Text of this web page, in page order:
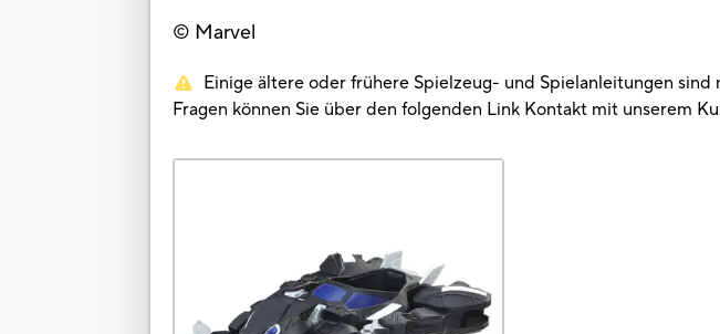
© Marvel
Einige ältere oder frühere Spielzeug- und Spielanleitungen
Fragen können Sie über den folgenden Link Kontakt mit unserem